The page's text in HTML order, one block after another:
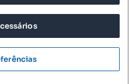
OLX Portugal, S.A.
PRIVACIDADE